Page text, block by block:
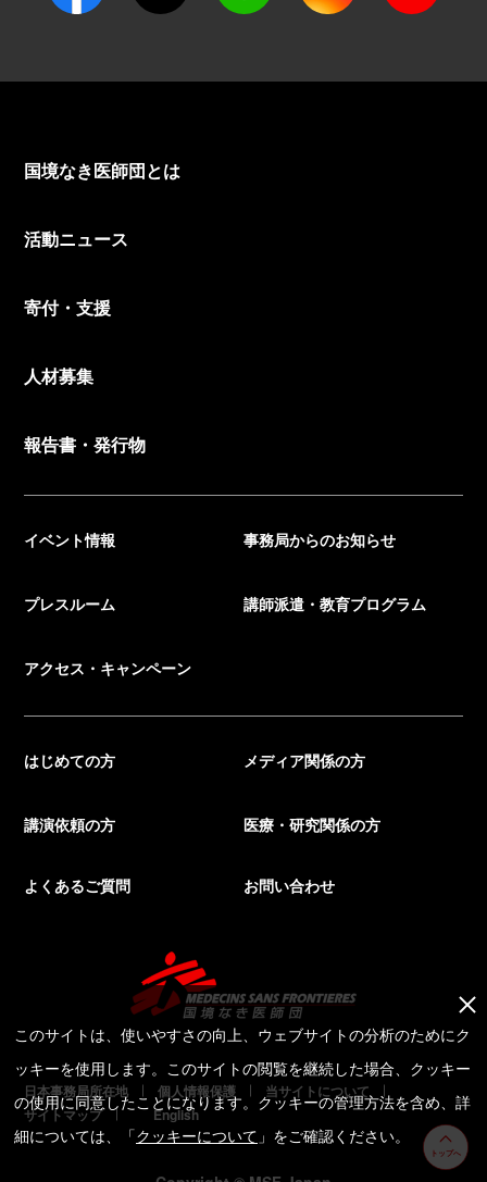
国境なき医師団とは
活動ニュース
寄付・支援
人材募集
報告書・発行物
イベント情報 事務局からのお知らせ
プレスルーム 講師派遣・教育プログラム
アクセス・キャンペーン
はじめての方 メディア関係の方
講演依頼の方 医療・研究関係の方
よくあるご質問 お問い合わせ
日本事務局所在地 個人情報保護
当サイトについて
サイトマップ
English
トップへ
このサイトは、使いやすさの向上、ウェブサイトの分析のためにク
ッキーを使用します。このサイトの閲覧を継続した場合、クッキー
の使用に同意したことになります。クッキーの管理方法を含め、詳
細については、「クッキーについて 」をご確認ください。